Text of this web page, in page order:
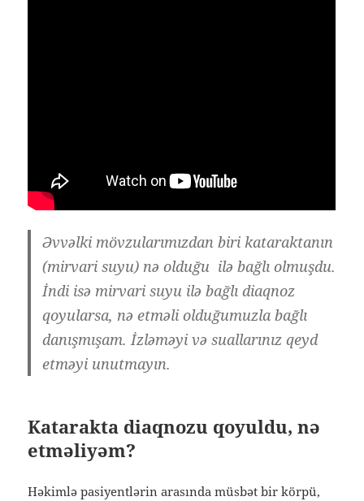
Əvvəlki mövzularımızdan biri kataraktanın
(mirvari suyu) nə olduğu ilə bağlı olmuşdu.
İndi isə mirvari suyu ilə bağlı diaqnoz
qoyularsa, nə etməli olduğumuzla bağlı
danışmışam. İzləməyi və suallarınız qeyd
etməyi unutmayın.
Katarakta diaqnozu qoyuldu, nə
etməliyəm?
Həkimlə pasiyentlərin arasında müsbət bir körpü,